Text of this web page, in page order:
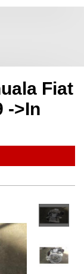
Fiat
->In